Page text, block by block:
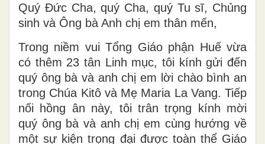
Quý Đức Cha, quý Cha, quý Tu sĩ, Chủng
sinh và Ông bà Anh chị em thân mến,
Trong niềm vui Tổng Giáo phận Huế vừa
có thêm 23 tân Linh mục, tôi kính gửi đến
quý ông bà và anh chị em lời chào bình an
trong Chúa Kitô và Mẹ Maria La Vang. Tiếp
nối hồng ân này, tôi trân trọng kính mời
quý ông bà và anh chị em cùng hướng về
một sự kiện trọng đại được toàn thể Giáo